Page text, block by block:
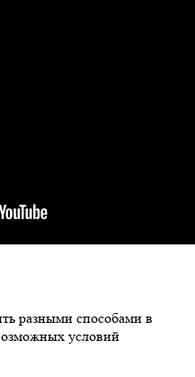
разными способами в
условий